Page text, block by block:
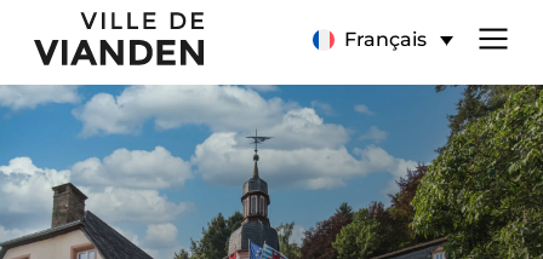
Page
d’accueil
Français
Menu
de
navigation
principal